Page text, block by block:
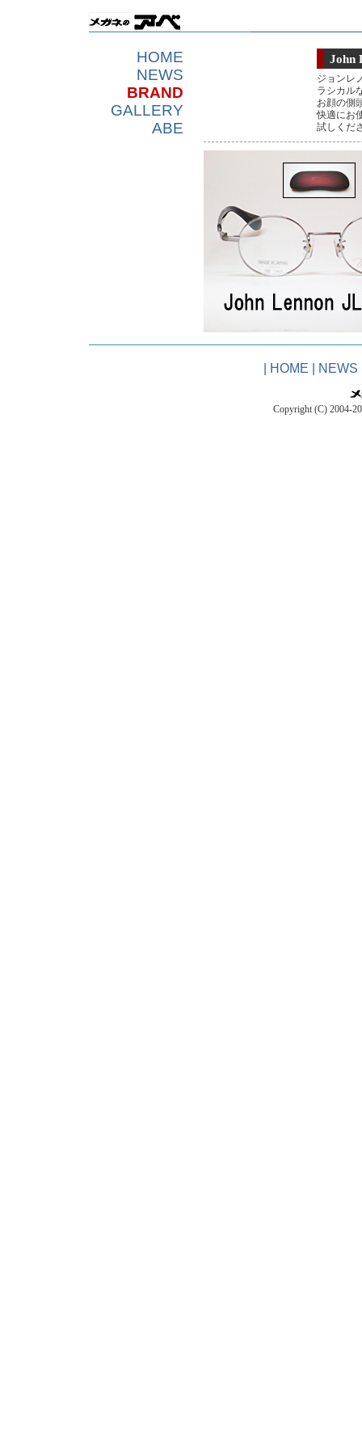
HOME
NEWS
BRAND
GALLERY
ABE
John
ジョンレ
ラシカル
お顔の側
快適にお
試しくだ
HOME NEWS
Copyright (C) 2004-